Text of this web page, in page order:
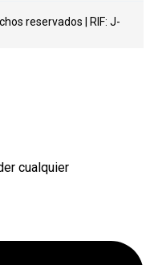
reservados | RIF: J-
cualquier